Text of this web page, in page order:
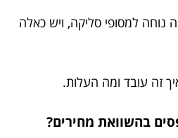
נוחה למסופי סליקה, ויש כאלה
זה עובד ומה העלות.
בהשוואת מחירים?